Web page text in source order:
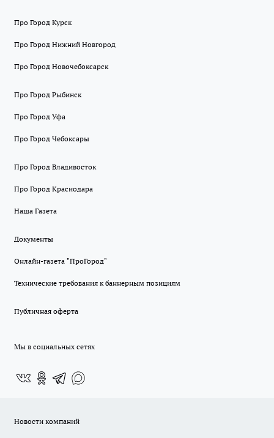
Про Город Курск
Про Город Нижний Новгород
Про Город Новочебоксарск
Про Город Рыбинск
Про Город Уфа
Про Город Чебоксары
Про Город Владивосток
Про Город Краснодара
Наша Газета
Документы
Онлайн-газета "ПроГород"
Технические требования к баннерным позициям
Публичная оферта
Мы в социальных сетях
Новости компаний